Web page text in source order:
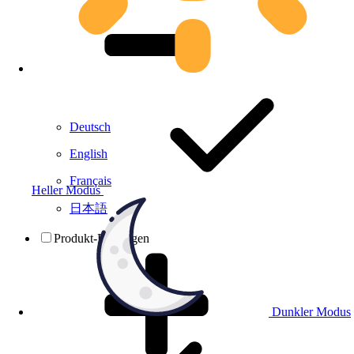
Heller Modus
Dunkler Modus
Deutsch
English
Français
日本語
Produkt-Prüfungen